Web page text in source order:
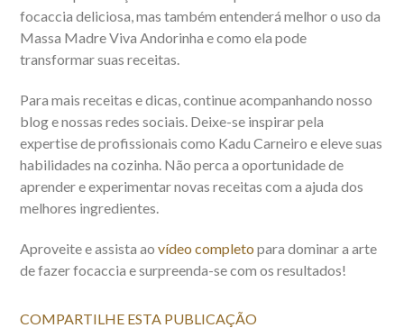
focaccia deliciosa, mas também entenderá melhor o uso da
Massa Madre Viva Andorinha e como ela pode
transformar suas receitas.
Para mais receitas e dicas, continue acompanhando nosso
blog e nossas redes sociais. Deixe-se inspirar pela
expertise de profissionais como Kadu Carneiro e eleve suas
habilidades na cozinha. Não perca a oportunidade de
aprender e experimentar novas receitas com a ajuda dos
melhores ingredientes.
Aproveite e assista aovídeo completo para dominar a arte
de fazer focaccia e surpreenda-se com os resultados!
COMPARTILHE ESTA PUBLICAÇÃO